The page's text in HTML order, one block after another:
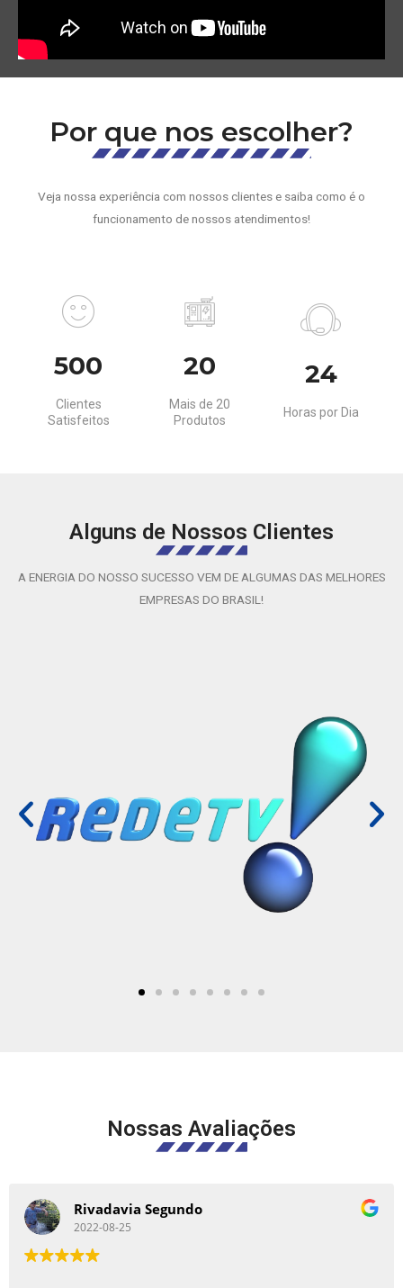
Por que nos escolher?
Veja nossa experiência com nossos clientes e saiba como é o
funcionamento de nossos atendimentos!
500
Clientes
Satisfeitos
20
Mais de 20
Produtos
24
Horas por Dia
Alguns de Nossos Clientes
A ENERGIA DO NOSSO SUCESSO VEM DE ALGUMAS DAS MELHORES
EMPRESAS DO BRASIL!
Nossas Avaliações
Segundo
08-25